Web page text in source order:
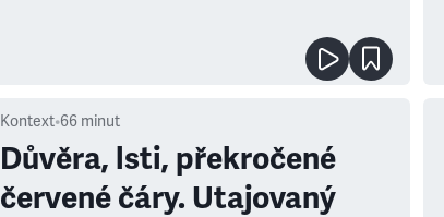
Kontext•66 minut
Důvěra, lsti, překročené
červené čáry. Utajovaný